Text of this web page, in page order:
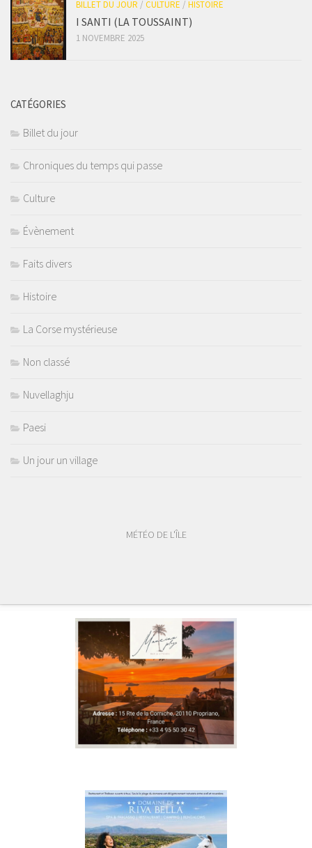
BILLET DU JOUR / CULTURE / HISTOIRE
I SANTI (LA TOUSSAINT)
1 NOVEMBRE 2025
CATÉGORIES
Billet du jour
Chroniques du temps qui passe
Culture
Évènement
Faits divers
Histoire
La Corse mystérieuse
Non classé
Nuvellaghju
Paesi
Un jour un village
MÉTÉO DE L'ÎLE